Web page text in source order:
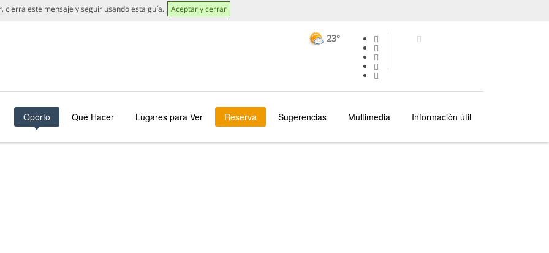
cierra este mensaje y seguir usando esta guía. Aceptar y cerrar
23°
Oporto Qué Hacer Lugares para Ver Reserva Sugerencias Multimedia Información útil